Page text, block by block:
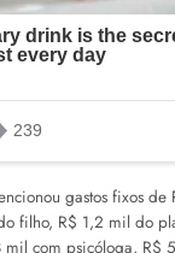
gastos fixos
filho, R$ 1,2 mil do
com psicóloga, R$